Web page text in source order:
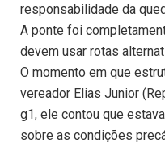
responsabilidade da
A ponte foi
devem usar rotas
O momento em que
vereador Elias Junior
g1, ele contou que
sobre as condições